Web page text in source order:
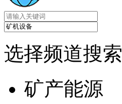
选择频道搜索
矿产能源